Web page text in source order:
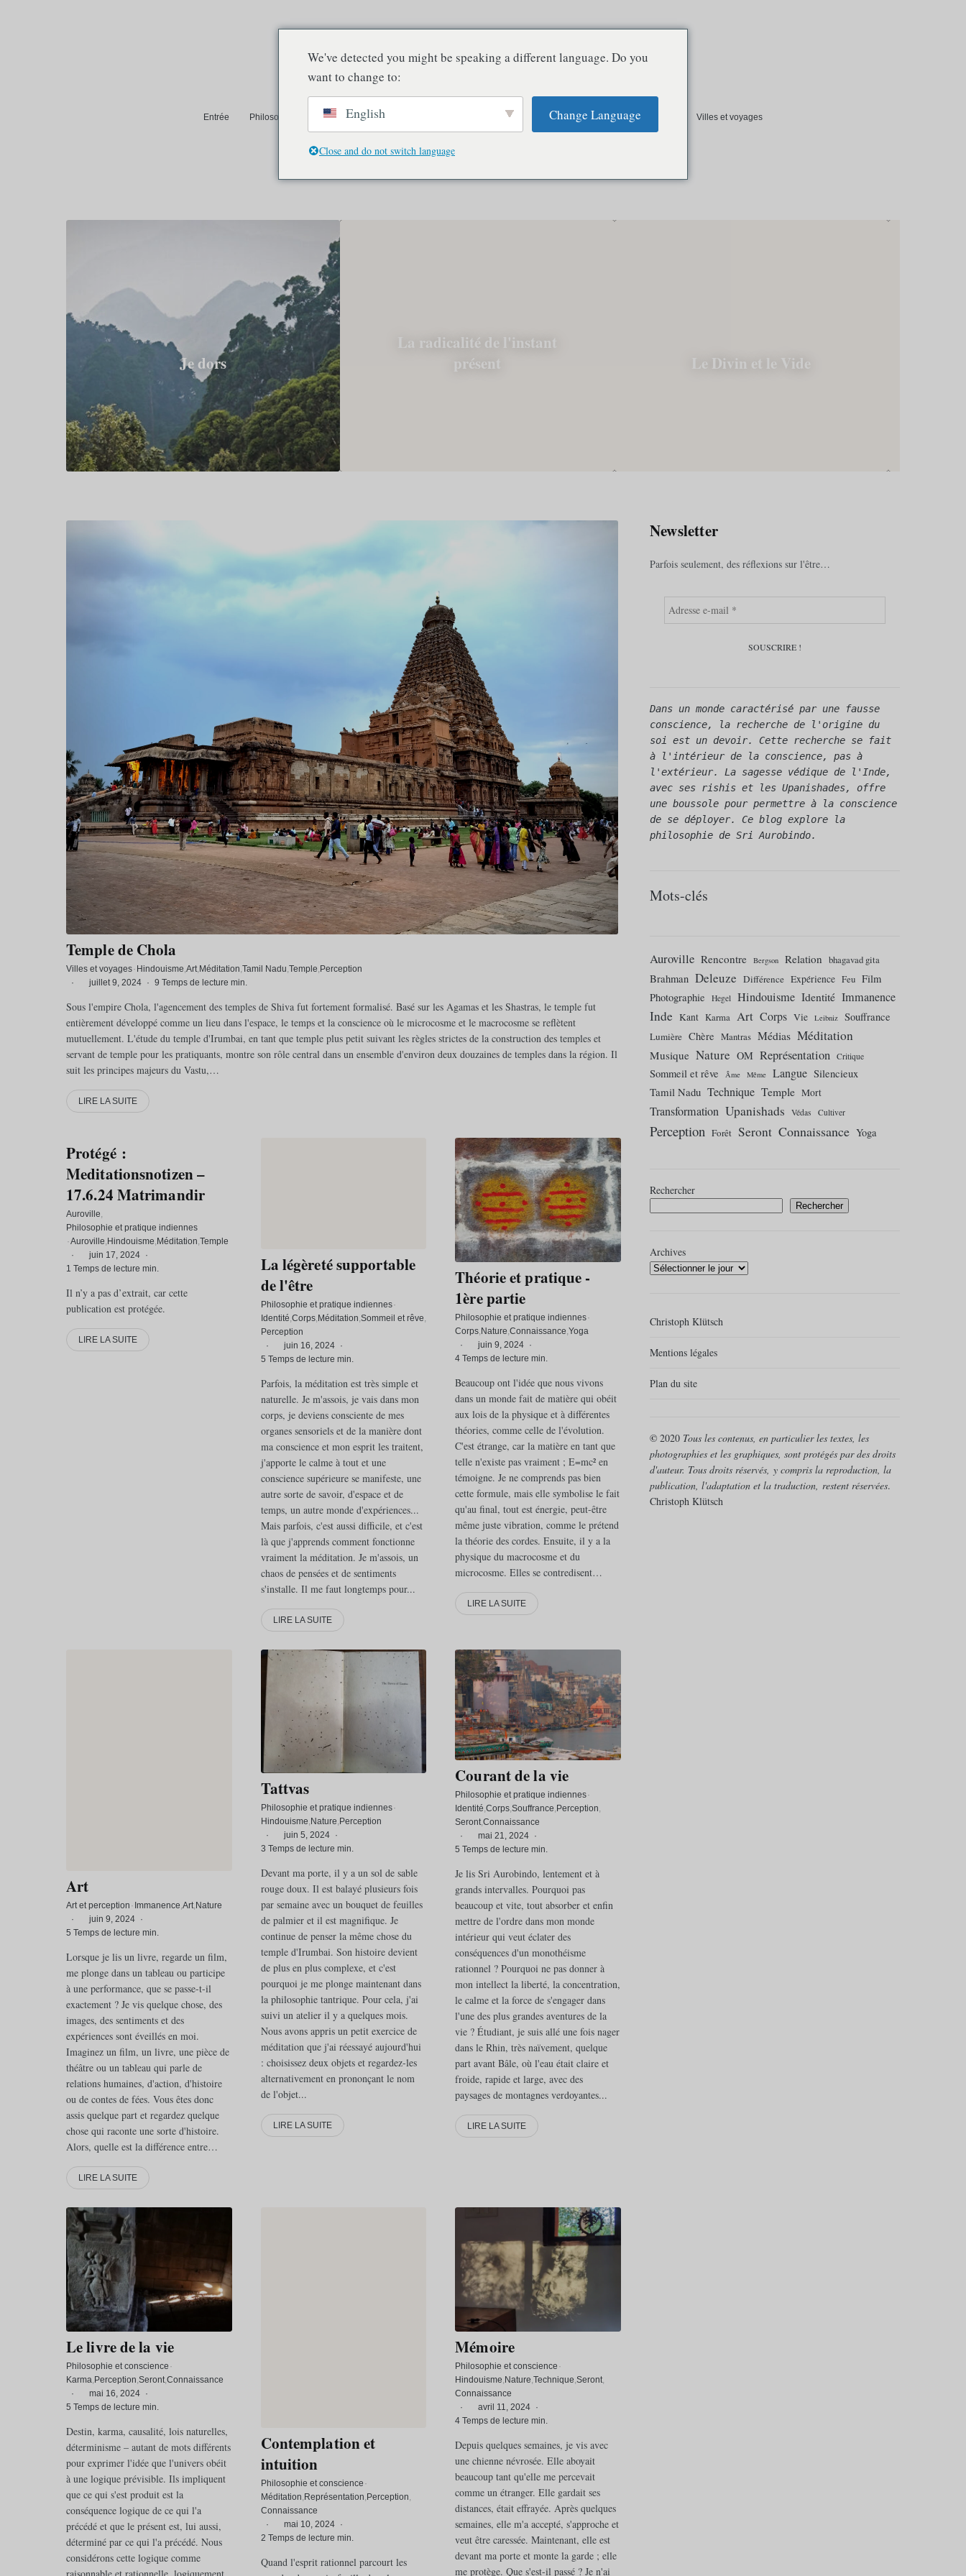
La conscience n'existe qu'en relation avec d'autres consciences
Entrée Philosophie et pratique indiennes Art et perception Culture et société Villes et voyages
Auroville
Je dors
La radicalité de l'instant
présent
Le Divin et le Vide
Temple de Chola
Villes et voyages· Hindouisme Art Méditation Tamil Nadu Temple Perception
·
juillet 9, 2024 · 9 Temps de lecture min.
Sous l'empire Chola, l'agencement des temples de Shiva fut fortement formalisé. Basé sur les Agamas et les Shastras, le temple fut
entièrement développé comme un lieu dans l'espace, le temps et la conscience où le microcosme et le macrocosme se reflètent
mutuellement. L'étude du temple d'Irumbai, en tant que temple plus petit suivant les règles strictes de la construction des temples et
servant de temple pour les pratiquants, montre son rôle central dans un ensemble d'environ deux douzaines de temples dans la région. Il
suit les principes majeurs du Vastu,…
LIRE LA SUITE
Protégé :
Meditationsnotizen –
17.6.24 Matrimandir
Auroville
Philosophie et pratique indiennes
·Auroville Hindouisme Méditation Temple
·
juin 17, 2024 ·
1 Temps de lecture min.
Il n’y a pas d’extrait, car cette
publication est protégée.
LIRE LA SUITE
La légèreté supportable
de l'être
Philosophie et pratique indiennes·
Identité Corps Méditation Sommeil et rêve
Perception
·
juin 16, 2024 ·
5 Temps de lecture min.
Parfois, la méditation est très simple et
naturelle. Je m'assois, je vais dans mon
corps, je deviens consciente de mes
organes sensoriels et de la manière dont
ma conscience et mon esprit les traitent,
j'apporte le calme à tout et une
conscience supérieure se manifeste, une
autre sorte de savoir, d'espace et de
temps, un autre monde d'expériences...
Mais parfois, c'est aussi difficile, et c'est
là que j'apprends comment fonctionne
vraiment la méditation. Je m'assois, un
chaos de pensées et de sentiments
s'installe. Il me faut longtemps pour...
LIRE LA SUITE
Théorie et pratique -
1ère partie
Philosophie et pratique indiennes·
Corps Nature Connaissance Yoga
·
juin 9, 2024 ·
4 Temps de lecture min.
Beaucoup ont l'idée que nous vivons
dans un monde fait de matière qui obéit
aux lois de la physique et à différentes
théories, comme celle de l'évolution.
C'est étrange, car la matière en tant que
telle n'existe pas vraiment ; E=mc² en
témoigne. Je ne comprends pas bien
cette formule, mais elle symbolise le fait
qu'au final, tout est énergie, peut-être
même juste vibration, comme le prétend
la théorie des cordes. Ensuite, il y a la
physique du macrocosme et du
microcosme. Elles se contredisent…
LIRE LA SUITE
Art
Art et perception · Immanence Art Nature
·
juin 9, 2024 ·
5 Temps de lecture min.
Lorsque je lis un livre, regarde un film,
me plonge dans un tableau ou participe
à une performance, que se passe-t-il
exactement ? Je vis quelque chose, des
images, des sentiments et des
expériences sont éveillés en moi.
Imaginez un film, un livre, une pièce de
théâtre ou un tableau qui parle de
relations humaines, d'action, d'histoire
ou de contes de fées. Vous êtes donc
assis quelque part et regardez quelque
chose qui raconte une sorte d'histoire.
Alors, quelle est la différence entre…
LIRE LA SUITE
Tattvas
Philosophie et pratique indiennes·
Hindouisme Nature Perception
·
juin 5, 2024 ·
3 Temps de lecture min.
Devant ma porte, il y a un sol de sable
rouge doux. Il est balayé plusieurs fois
par semaine avec un bouquet de feuilles
de palmier et il est magnifique. Je
continue de penser la même chose du
temple d'Irumbai. Son histoire devient
de plus en plus complexe, et c'est
pourquoi je me plonge maintenant dans
la philosophie tantrique. Pour cela, j'ai
suivi un atelier il y a quelques mois.
Nous avons appris un petit exercice de
méditation que j'ai réessayé aujourd'hui
: choisissez deux objets et regardez-les
alternativement en prononçant le nom
de l'objet...
LIRE LA SUITE
Courant de la vie
Philosophie et pratique indiennes·
Identité Corps Souffrance Perception
Seront Connaissance
·
mai 21, 2024 ·
5 Temps de lecture min.
Je lis Sri Aurobindo, lentement et à
grands intervalles. Pourquoi pas
beaucoup et vite, tout absorber et enfin
mettre de l'ordre dans mon monde
intérieur qui veut éclater des
conséquences d'un monothéisme
rationnel ? Pourquoi ne pas donner à
mon intellect la liberté, la concentration,
le calme et la force de s'engager dans
l'une des plus grandes aventures de la
vie ? Étudiant, je suis allé une fois nager
dans le Rhin, très naïvement, quelque
part avant Bâle, où l'eau était claire et
froide, rapide et large, avec des
paysages de montagnes verdoyantes...
LIRE LA SUITE
Le livre de la vie
Philosophie et conscience ·
Karma Perception Seront Connaissance
·
mai 16, 2024 ·
5 Temps de lecture min.
Destin, karma, causalité, lois naturelles,
déterminisme – autant de mots différents
pour exprimer l'idée que l'univers obéit
à une logique prévisible. Ils impliquent
que ce qui s'est produit est la
conséquence logique de ce qui l'a
précédé et que le présent est, lui aussi,
déterminé par ce qui l'a précédé. Nous
considérons cette logique comme
Contemplation et
intuition
Philosophie et conscience ·
Méditation Représentation Perception
Connaissance
·
mai 10, 2024 ·
2 Temps de lecture min.
Quand l'esprit rationnel parcourt les
Mémoire
Philosophie et conscience ·
Hindouisme Nature Technique Seront
Connaissance
·
avril 11, 2024 ·
4 Temps de lecture min.
Depuis quelques semaines, je vis avec
une chienne névrosée. Elle aboyait
beaucoup tant qu'elle me percevait
comme un étranger. Elle gardait ses
distances, était effrayée. Après quelques
semaines, elle m'a accepté, s'approche et
veut être caressée. Maintenant, elle est
devant ma porte et monte la garde ; elle
me protège. Que s'est-il passé ? Je n'ai
Newsletter
Parfois seulement, des réflexions sur l'être…
Dans un monde caractérisé par une fausse
conscience, la recherche de l'origine du
soi est un devoir. Cette recherche se fait
à l'intérieur de la conscience, pas à
l'extérieur. La sagesse védique de l'Inde,
avec ses rishis et les Upanishades, offre
une boussole pour permettre à la conscience
de se déployer. Ce blog explore la
philosophie de Sri Aurobindo.
Mots-clés
Auroville Rencontre Bergson Relation bhagavad gita
Brahman Deleuze Différence Expérience Feu Film
Photographie
Hegel Hindouisme Identité Immanence
Inde Kant Karma Art Corps Vie Leibniz Souffrance
Lumière Chère Mantras Médias Méditation
Musique Nature OM Représentation Critique
Sommeil et rêve Âme Même Langue Silencieux
Tamil Nadu Technique Temple Mort
Transformation Upanishads Védas Cultiver
Perception Forêt Seront Connaissance Yoga
Rechercher
Rechercher
Archives
Christoph Klütsch
Mentions légales
Plan du site
© 2020 Tous les contenus, en particulier les textes, les
photographies et les graphiques, sont protégés par des droits
d'auteur. Tous droits réservés, y compris la reproduction, la
publication, l'adaptation et la traduction, restent réservées.
Christoph Klütsch
We've detected you might be speaking a different language. Do you
want to change to:
English Change Language
Close and do not switch language